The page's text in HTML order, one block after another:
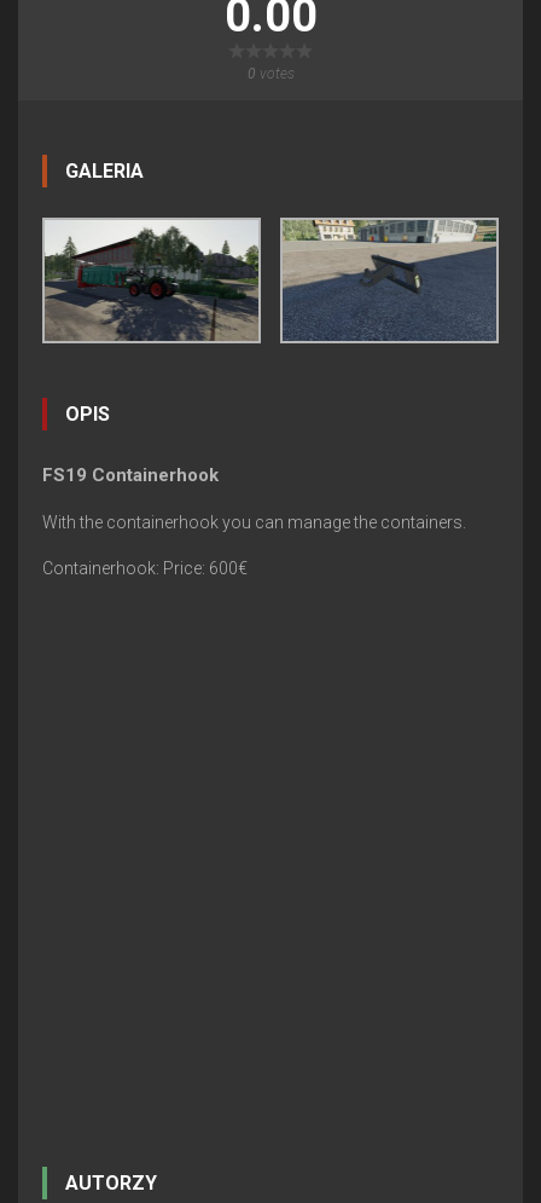
0.00
0 votes
GALERIA
OPIS
FS19 Containerhook
With the containerhook you can manage the containers.
Containerhook: Price: 600€
AUTORZY